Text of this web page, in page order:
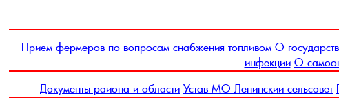
Прием фермеров по вопросам снабжения топливом О
инфекции О
Документы района и области Устав МО Ленинский сельсовет